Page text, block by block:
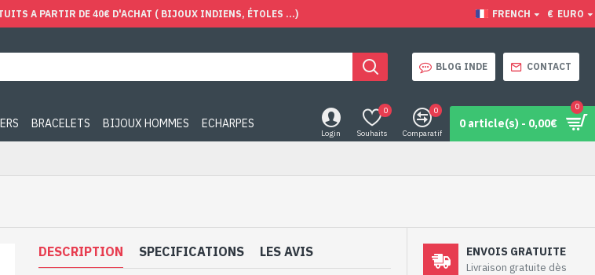
A PARTIR DE 40€ D'ACHAT ( BIJOUX INDIENS, ÉTOLES ...) FRENCH € EURO
BLOG INDE CONTACT
BRACELETS BIJOUX HOMMES ECHARPES
Login Souhaits
0
Comparatif
0
0 article(s) - 0,00€
0
DESCRIPTION SPECIFICATIONS LES AVIS ENVOIS GRATUITE
Livraison gratuite dès